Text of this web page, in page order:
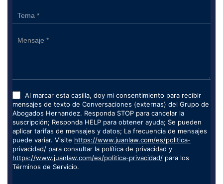
Al marcar esta casilla, doy mi consentimiento para recibir
mensajes de texto de Conversaciones (externas) del Grupo de
Abogados Hernandez. Responda STOP para cancelar la
suscripción; Responda HELP para obtener ayuda; Se pueden
aplicar tarifas de mensajes y datos; La frecuencia de mensajes
puede variar. Visite https://www.juanlaw.com/es/politica-
privacidad/ para consultar la política de privacidad y
https://www.juanlaw.com/es/politica-privacidad/ para los
Términos de Servicio.